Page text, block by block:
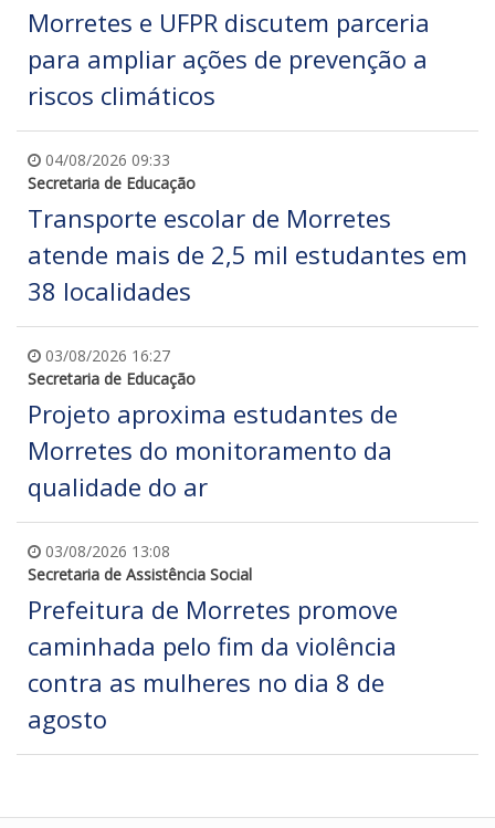
Morretes e UFPR discutem parceria
para ampliar ações de prevenção a
riscos climáticos
04/08/2026 09:33
Secretaria de Educação
Transporte escolar de Morretes
atende mais de 2,5 mil estudantes em
38 localidades
03/08/2026 16:27
Secretaria de Educação
Projeto aproxima estudantes de
Morretes do monitoramento da
qualidade do ar
03/08/2026 13:08
Secretaria de Assistência Social
Prefeitura de Morretes promove
caminhada pelo fim da violência
contra as mulheres no dia 8 de
agosto